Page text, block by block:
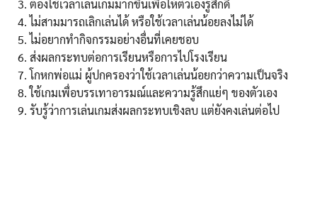
ต้องใช้เวลาเล่นเกมมากขึ้นเพื่อให้ตัวเองรู้สึกดี
ไม่สามมารถเลิกเล่นได้ หรือใช้เวลาเล่นน้อยลงไม่ได้
ไม่อยากทำกิจกรรมอย่างอื่นที่เคยชอบ
ส่งผลกระทบต่อการเรียนหรือการไปโรงเรียน
โกหกพ่อแม่ ผู้ปกครองว่าใช้เวลาเล่นน้อยกว่าความเป็นจริง
ใช้เกมเพื่อบรรเทาอารมณ์และความรู้สึกแย่ๆ ของตัวเอง
รับรู้ว่าการเล่นเกมส่งผลกระทบเชิงลบ แต่ยังคงเล่นต่อไป